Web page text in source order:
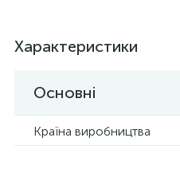
Характеристики
Основні
Країна виробництва